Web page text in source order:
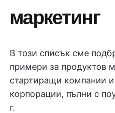
маркетинг
В този списък сме
примери за продуктов
стартиращи компании
корпорации, пълни с
г.